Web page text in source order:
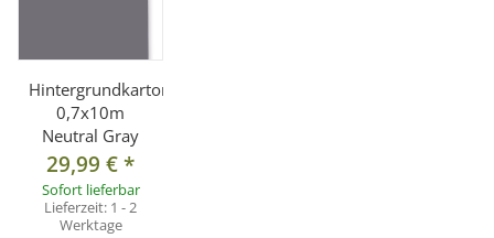
Hintergrundkarton
0,7x10m
Neutral Gray
29,99 €*
Sofort lieferbar
Lieferzeit: 1 - 2
Werktage